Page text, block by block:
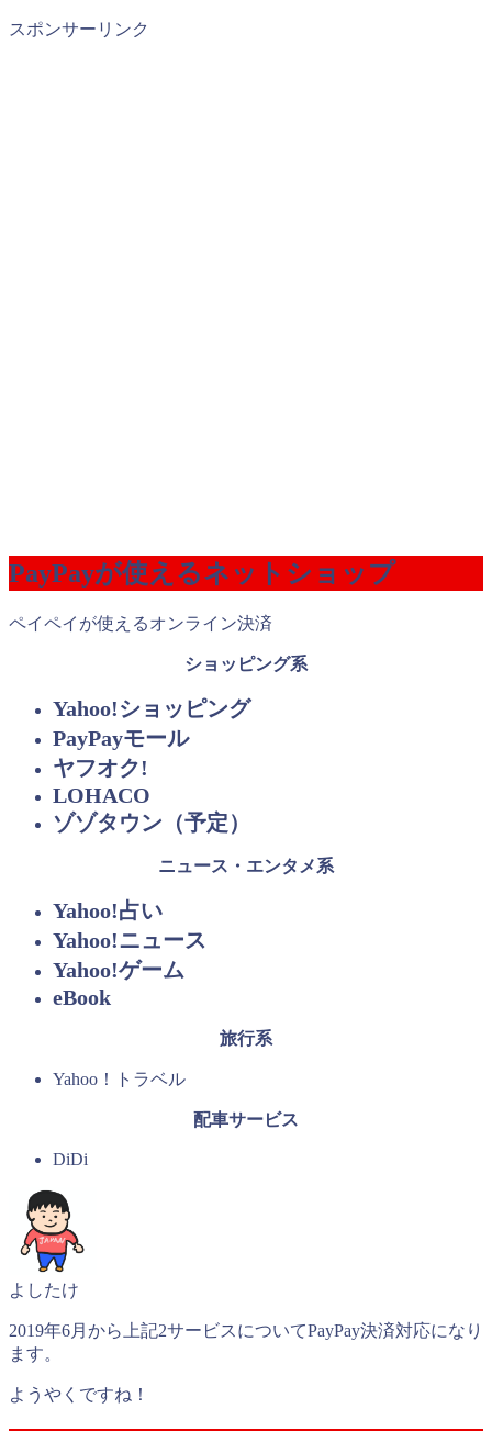
スポンサーリンク
PayPayが使えるネットショップ
ペイペイが使えるオンライン決済
ショッピング系
Yahoo!ショッピング
PayPayモール
ヤフオク!
LOHACO
ゾゾタウン（予定）
ニュース・エンタメ系
Yahoo!占い
Yahoo!ニュース
Yahoo!ゲーム
eBook
旅行系
Yahoo！トラベル
配車サービス
DiDi
よしたけ
2019年6月から上記2サービスについてPayPay決済対応になり
ます。
ようやくですね！